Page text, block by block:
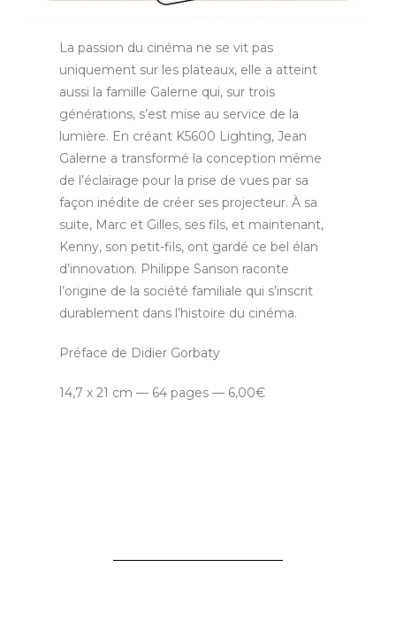
La passion du cinéma ne se vit pas
uniquement sur les plateaux, elle a atteint
aussi la famille Galerne qui, sur trois
générations, s’est mise au service de la
lumière. En créant K5600 Lighting, Jean
Galerne a transformé la conception même
de l’éclairage pour la prise de vues par sa
façon inédite de créer ses projecteur. À sa
suite, Marc et Gilles, ses fils, et maintenant,
Kenny, son petit-fils, ont gardé ce bel élan
d’innovation. Philippe Sanson raconte
l’origine de la société familiale qui s’inscrit
durablement dans l’histoire du cinéma.
Préface de Didier Gorbaty
14,7 x 21 cm — 64 pages — 6,00€